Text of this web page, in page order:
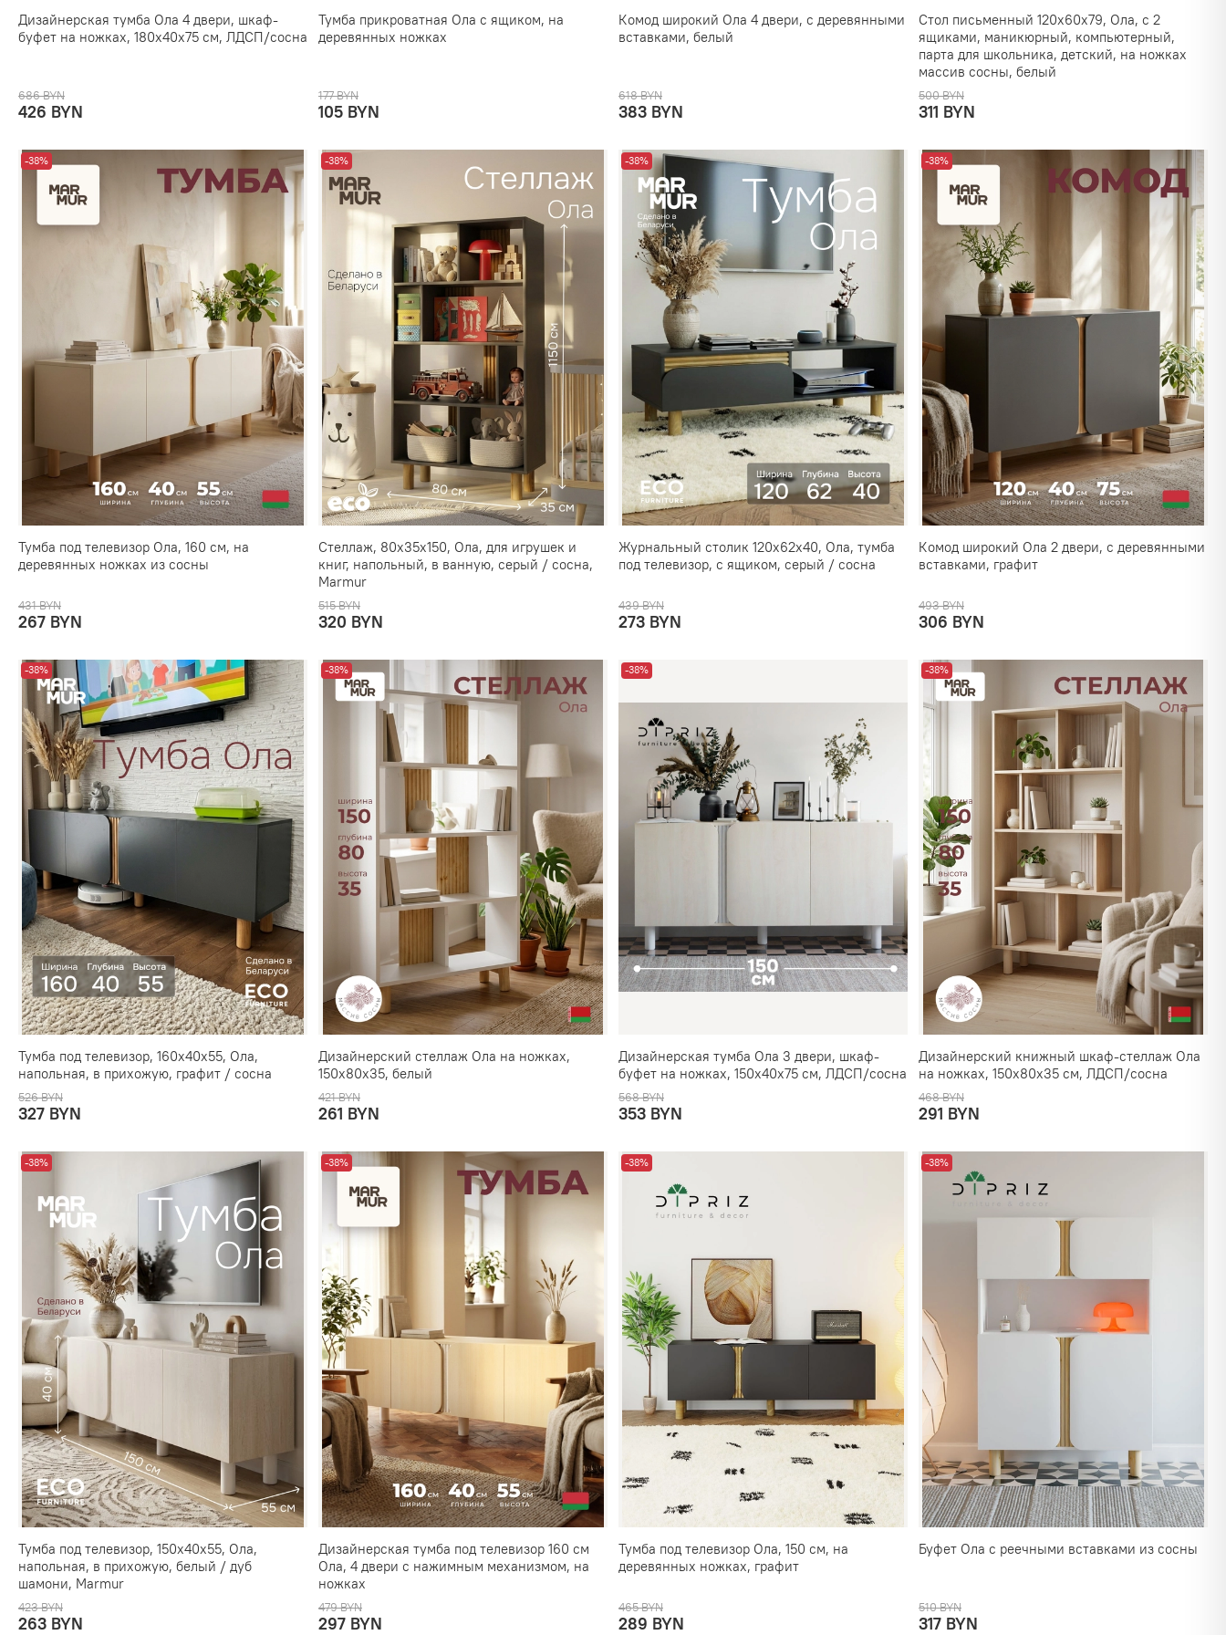
Дизайнерская тумба Ола 4 двери, шкаф-
буфет на ножках, 180х40х75 см, ЛДСП/сосна
686 BYN
426 BYN
Тумба прикроватная Ола с ящиком, на
деревянных ножках
177 BYN
105 BYN
Комод широкий Ола 4 двери, с деревянными
вставками, белый
618 BYN
383 BYN
Стол письменный 120х60х79, Ола, с 2
ящиками, маникюрный, компьютерный,
парта для школьника, детский, на ножках
массив сосны, белый
500 BYN
311 BYN
-38%
Тумба под телевизор Ола, 160 см, на
деревянных ножках из сосны
431 BYN
267 BYN
-38%
Стеллаж, 80х35х150, Ола, для игрушек и
книг, напольный, в ванную, серый / сосна,
Marmur
515 BYN
320 BYN
-38%
Журнальный столик 120х62х40, Ола, тумба
под телевизор, с ящиком, серый / сосна
439 BYN
273 BYN
-38%
Комод широкий Ола 2 двери, с деревянными
вставками, графит
493 BYN
306 BYN
-38%
Тумба под телевизор, 160х40х55, Ола,
напольная, в прихожую, графит / сосна
526 BYN
327 BYN
-38%
Дизайнерский стеллаж Ола на ножках,
150х80х35, белый
421 BYN
261 BYN
-38%
Дизайнерская тумба Ола 3 двери, шкаф-
буфет на ножках, 150х40х75 см, ЛДСП/сосна
568 BYN
353 BYN
-38%
Дизайнерский книжный шкаф-стеллаж Ола
на ножках, 150х80х35 см, ЛДСП/сосна
468 BYN
291 BYN
-38%
Тумба под телевизор, 150х40х55, Ола,
напольная, в прихожую, белый / дуб
шамони, Marmur
423 BYN
263 BYN
-38%
Дизайнерская тумба под телевизор 160 см
Ола, 4 двери с нажимным механизмом, на
ножках
479 BYN
297 BYN
-38%
Тумба под телевизор Ола, 150 см, на
деревянных ножках, графит
465 BYN
289 BYN
-38%
Буфет Ола с реечными вставками из сосны
510 BYN
317 BYN